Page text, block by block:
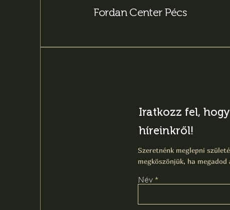
Fordan Center Pécs
Iratkozz fel,
híreinkről!
Szeretnénk meglepni
megköszönjük, ha
Név